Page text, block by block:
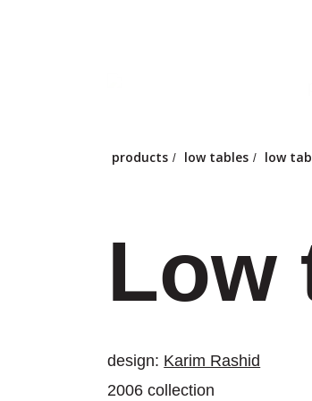
products / low tables / low
Low
design: Karim Rashid
2006 collection